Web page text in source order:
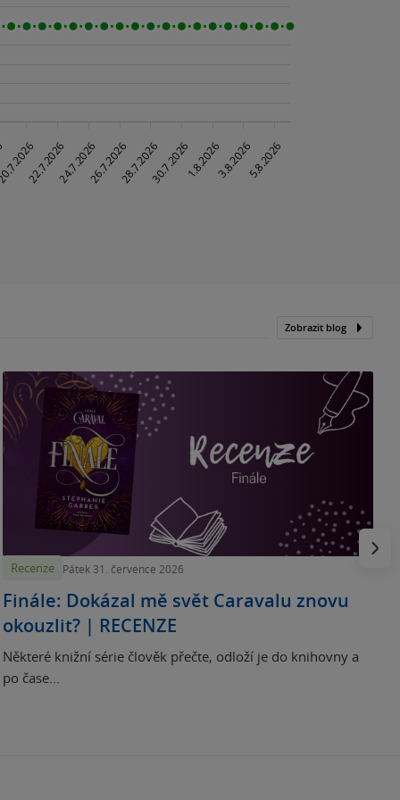
Zobrazit blog
Recenze Pátek 31. července 2026
Finále: Dokázal mě svět Caravalu znovu
okouzlit? | RECENZE
Některé knižní série člověk přečte, odloží je do knihovny a
po čase...